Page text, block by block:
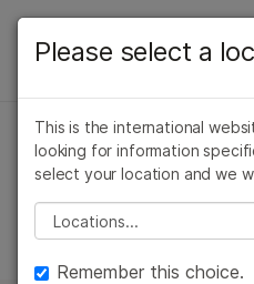
学习
支持
概述
按类型
按感兴趣的区域
通过仪器兼容性
仪器兼容性产品
查找适用于您的Illumina仪器的
癌症研究
微生物学
农业基因组学
复杂疾病
Please select a
This is the international
looking for information
select your location and we
Please select a location
Remember this choice.